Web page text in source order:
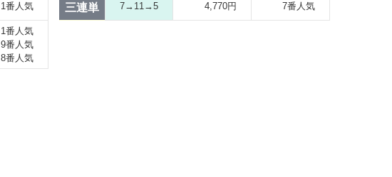
1番人気
1番人気
9番人気
8番人気
三連単 7→11→5 4,770円 7番人気